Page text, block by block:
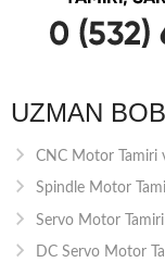
UZMAN
CNC Motor Tamiri
Spindle Motor
Servo Motor Tamiri
DC Servo Motor